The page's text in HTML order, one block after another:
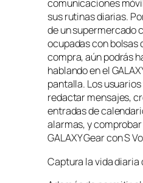
comunicaciones
sus rutinas diarias.
de un supermercado
ocupadas con bolsas
compra, aún podrás
hablando en el
pantalla. Los
redactar mensajes,
entradas de
alarmas, y
GALAXY Gear con S
Captura la vida diaria